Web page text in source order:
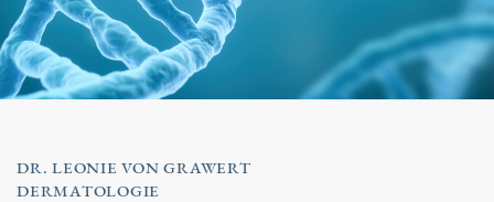
DR. LEONIE VON GRAWERT
DERMATOLOGIE